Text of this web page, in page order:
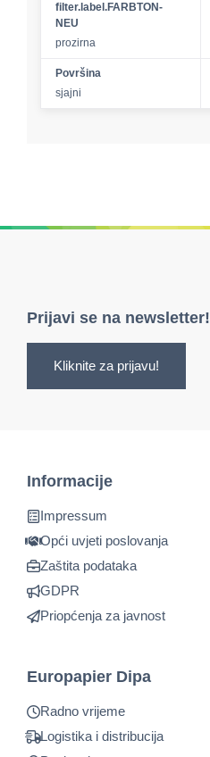
filter.label.FARBTON-
NEU
prozirna
Površina
sjajni
Prijavi se na newsletter!
Kliknite za prijavu!
Informacije
Impressum
Opći uvjeti poslovanja
Zaštita podataka
GDPR
Priopćenja za javnost
Europapier Dipa
Radno vrijeme
Logistika i distribucija